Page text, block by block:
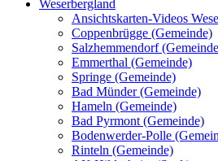
Weserbergland
Ansichtskarten-Videos
Coppenbrügge (Gemeinde)
Salzhemmendorf
Emmerthal (Gemeinde)
Springe (Gemeinde)
Bad Münder (Gemeinde)
Hameln (Gemeinde)
Bad Pyrmont (Gemeinde)
Bodenwerder-Polle
Rinteln (Gemeinde)